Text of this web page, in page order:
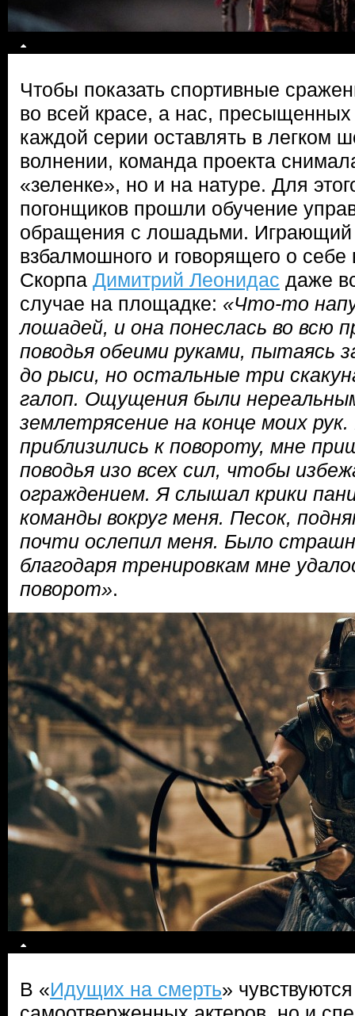
Чтобы показать спортивные
во всей красе, а нас, пресыщенных
каждой серии оставлять в легком
волнении, команда проекта
«зеленке», но и на натуре. Для
погонщиков прошли обучение
обращения с лошадьми. Играющий
взбалмошного и говорящего о себе
Скорпа Димитрий Леонидас даже
случае на площадке: «Что-то
лошадей, и она понеслась во всю
поводья обеими руками, пытаясь
до рыси, но остальные три
галоп. Ощущения были
землетрясение на конце моих
приблизились к повороту, мне
поводья изо всех сил, чтобы
ограждением. Я слышал крики
команды вокруг меня. Песок,
почти ослепил меня. Было
благодаря тренировкам мне
поворот».
В «Идущих на смерть»